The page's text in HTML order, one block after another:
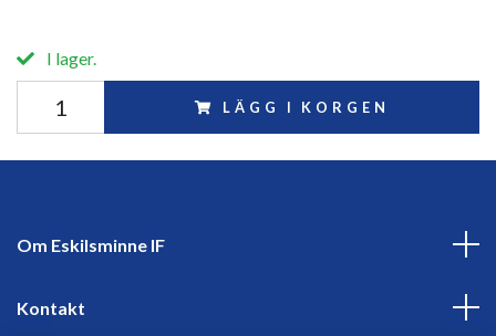
I lager.
LÄGG I KORGEN
Om Eskilsminne IF
Kontakt